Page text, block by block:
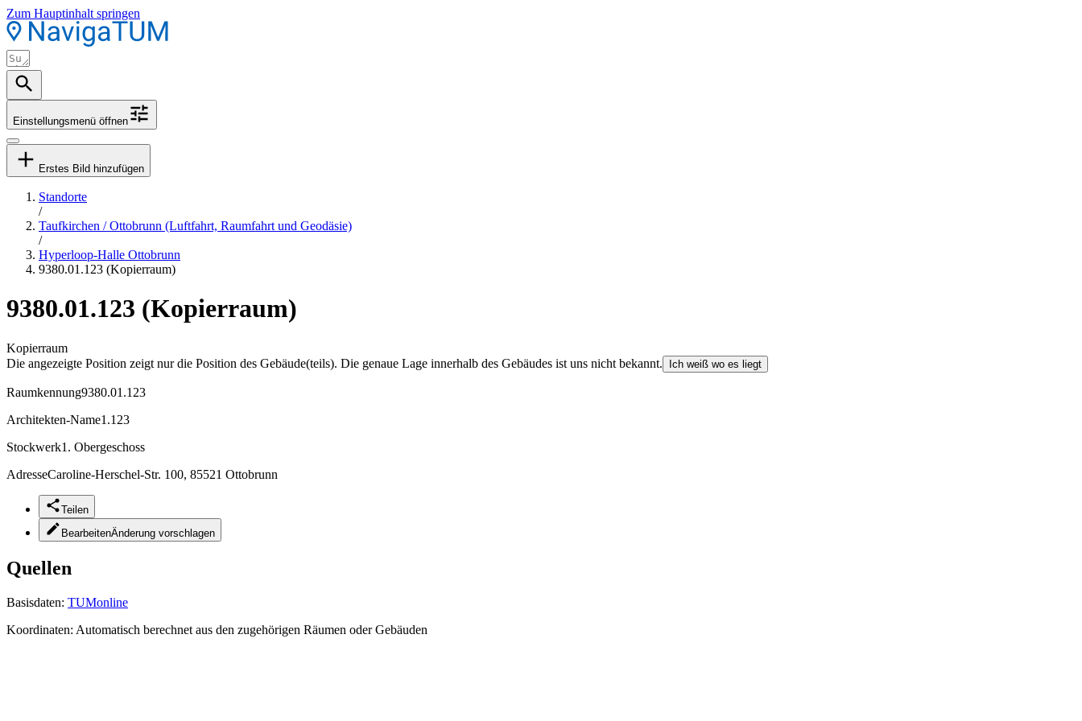
Zum Hauptinhalt springen
Einstellungsmenü öffnen
Erstes Bild hinzufügen
Standorte
/
Taufkirchen / Ottobrunn (Luftfahrt, Raumfahrt und Geodäsie)
/
Hyperloop-Halle Ottobrunn
9380.01.123 (Kopierraum)
9380.01.123 (Kopierraum)
Kopierraum
Die angezeigte Position zeigt nur die Position des Gebäude(teils). Die genaue Lage innerhalb des Gebäudes ist uns nicht bekannt.
Ich weiß wo es liegt
Raumkennung9380.01.123
Architekten-Name1.123
Stockwerk1. Obergeschoss
AdresseCaroline-Herschel-Str. 100, 85521 Ottobrunn
Teilen
BearbeitenÄnderung vorschlagen
Quellen
Basisdaten: TUMonline
Koordinaten: Automatisch berechnet aus den zugehörigen Räumen oder Gebäuden